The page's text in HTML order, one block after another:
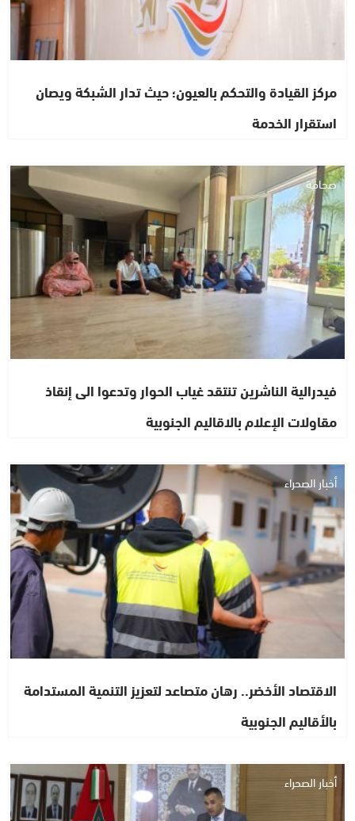
مركز القيادة والتحكم بالعيون؛ حيث تدار الشبكة ويصان
استقرار الخدمة
صحافة
فيدرالية الناشرين تنتقد غياب الحوار وتدعوا الى إنقاذ
مقاولات الإعلام بالاقاليم الجنوبية
أخبار الصحراء
الاقتصاد الأخضر.. رهان متصاعد لتعزيز التنمية المستدامة
بالأقاليم الجنوبية
أخبار الصحراء